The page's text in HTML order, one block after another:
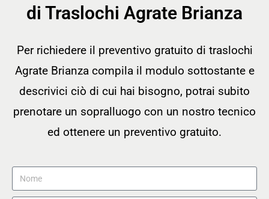
di Traslochi Agrate Brianza
Per richiedere il preventivo gratuito di traslochi
Agrate Brianza compila il modulo sottostante e
descrivici ciò di cui hai bisogno, potrai subito
prenotare un sopralluogo con un nostro tecnico
ed ottenere un preventivo gratuito.